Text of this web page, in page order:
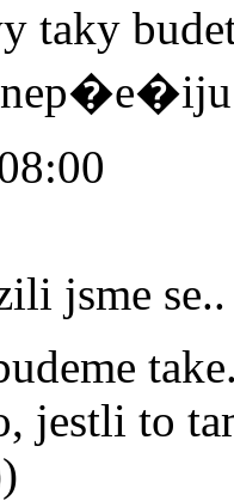
taky
jsme
jestli to